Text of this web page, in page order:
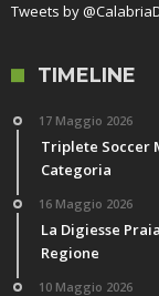
Tweets by
TIMELINE
17 Maggio 2026
Triplete Soccer
Categoria
16 Maggio 2026
La Digiesse
Regione
10 Maggio 2026